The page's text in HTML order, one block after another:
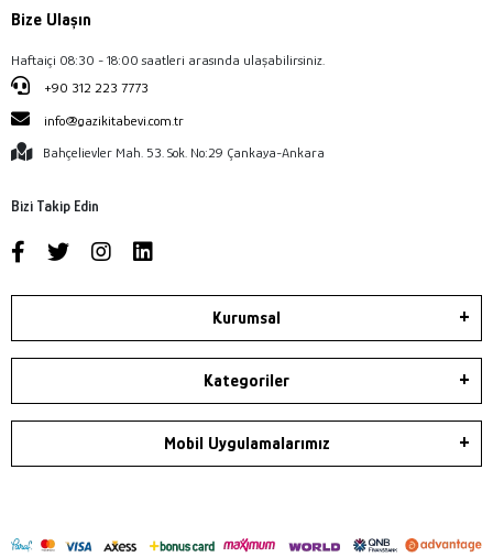
Bize Ulaşın
Haftaiçi 08:30 - 18:00 saatleri arasında ulaşabilirsiniz.
+90 312 223 7773
info@gazikitabevi.com.tr
Bahçelievler Mah. 53. Sok. No:29 Çankaya-Ankara
Bizi Takip Edin
Kurumsal
Kategoriler
Mobil Uygulamalarımız